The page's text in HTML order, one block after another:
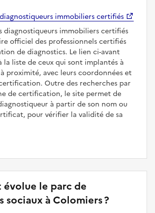
immobiliers certifiés
diagnostiqueurs immobiliers certifiés
officiel des professionnels certifiés
de diagnostics. Le lien ci-avant
la liste de ceux qui sont implantés à
proximité, avec leurs coordonnées et
Outre des recherches par
de certification, le site permet de
à partir de son nom ou
pour vérifier la validité de sa
évolue le parc de
sociaux à Colomiers ?